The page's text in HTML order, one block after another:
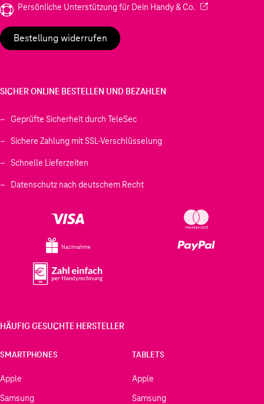
Persönliche Unterstützung für Dein Handy & Co. (Wird in einem
Bestellung widerrufen
SICHER ONLINE BESTELLEN UND BEZAHLEN
Geprüfte Sicherheit durch TeleSec
Sichere Zahlung mit SSL-Verschlüsselung
Schnelle Lieferzeiten
Datenschutz nach deutschem Recht
Nachnahme
HÄUFIG GESUCHTE HERSTELLER
SMARTPHONES
Apple
Samsung
TABLETS
Apple
Samsung